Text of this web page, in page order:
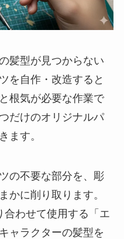
髪型が見つからない
を自作・改造すると
根気が必要な作業で
だけのオリジナルパ
ます。
の不要な部分を、彫
かに削り取ります。
合わせて使用する「エ
ャラクターの髪型を